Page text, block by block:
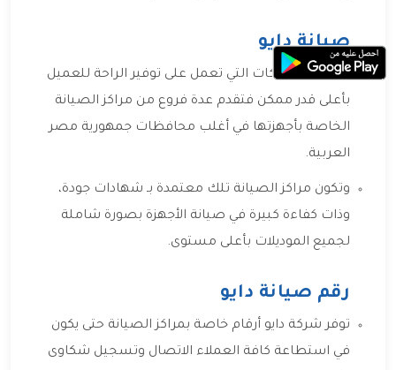
صيانة دايو
دايو من الشركات التي تعمل على توفير الراحة للعميل
بأعلى قدر ممكن فتقدم عدة فروع من مراكز الصيانة
الخاصة بأجهزتها في أغلب محافظات جمهورية مصر
العربية.
وتكون مراكز الصيانة تلك معتمدة بـ شهادات جودة،
وذات كفاءة كبيرة في صيانة الأجهزة بصورة شاملة
لجميع الموديلات بأعلى مستوى.
رقم صيانة دايو
توفر شركة دايو أرقام خاصة بمراكز الصيانة حتى يكون
في استطاعة كافة العملاء الاتصال وتسجيل شكاوى